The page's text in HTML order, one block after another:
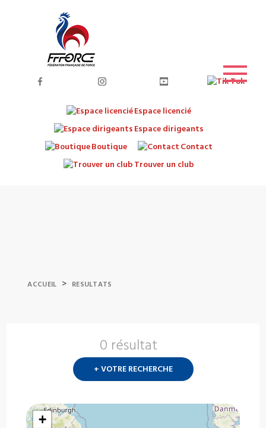
Espace licencié
Espace dirigeants
Boutique
Contact
Trouver un club
ACCUEIL > RESULTATS
0 résultat
+ VOTRE RECHERCHE
+